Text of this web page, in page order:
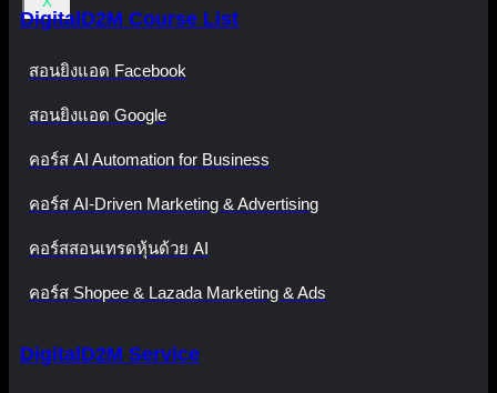
DigitalD2M Course List
สอนยิงแอด Facebook
สอนยิงแอด Google
คอร์ส AI Automation for Business
คอร์ส AI-Driven Marketing & Advertising
คอร์สสอนเทรดหุ้นด้วย AI
คอร์ส Shopee & Lazada Marketing & Ads
DigitalD2M Service